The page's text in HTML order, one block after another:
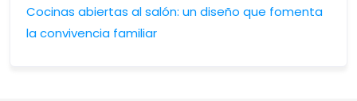
Cocinas abiertas al salón: un diseño que fomenta
la convivencia familiar